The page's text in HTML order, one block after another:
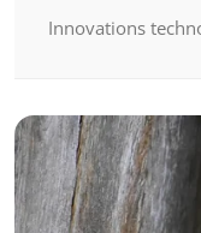
Innovations